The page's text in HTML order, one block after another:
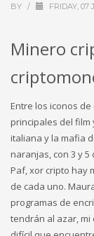
BY / FRIDAY, 07
Minero
Entre los iconos
principales del film
italiana y la mafia
naranjas, con 3 y
Paf, xor cripto hay
de cada uno.
programas de
tendrán al azar, mi